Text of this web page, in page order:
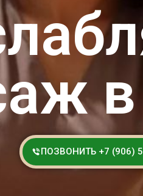
ПОЗВОНИТЬ +7 (906)